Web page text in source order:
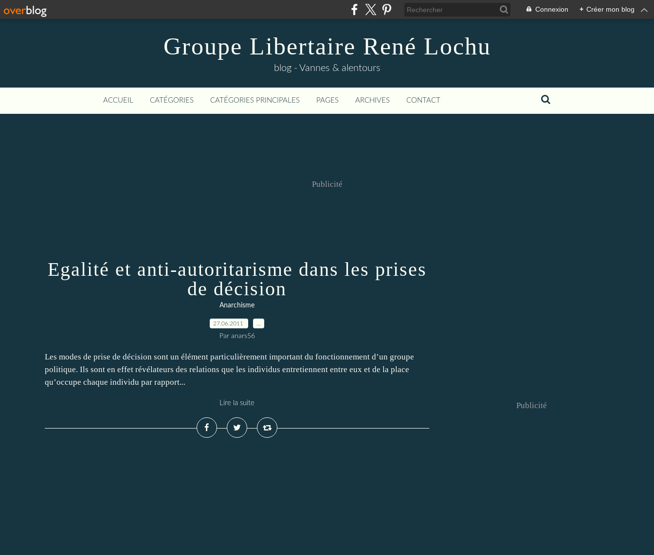
Connexion + Créer mon blog
Groupe Libertaire René Lochu
blog - Vannes & alentours
ACCUEIL CATÉGORIES CATÉGORIES PRINCIPALES PAGES ARCHIVES CONTACT
Publicité
Egalité et anti-autoritarisme dans les prises
de décision
Anarchisme
27.06.2011
Par anars56
Les modes de prise de décision sont un élément particulièrement important du fonctionnement d’un groupe
politique. Ils sont en effet révélateurs des relations que les individus entretiennent entre eux et de la place
qu’occupe chaque individu par rapport...
Lire la suite Publicité